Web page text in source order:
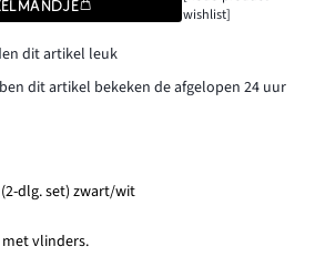
wishlist]
dit artikel leuk
dit artikel bekeken de afgelopen 24 uur
dlg. set) zwart/wit
vlinders.